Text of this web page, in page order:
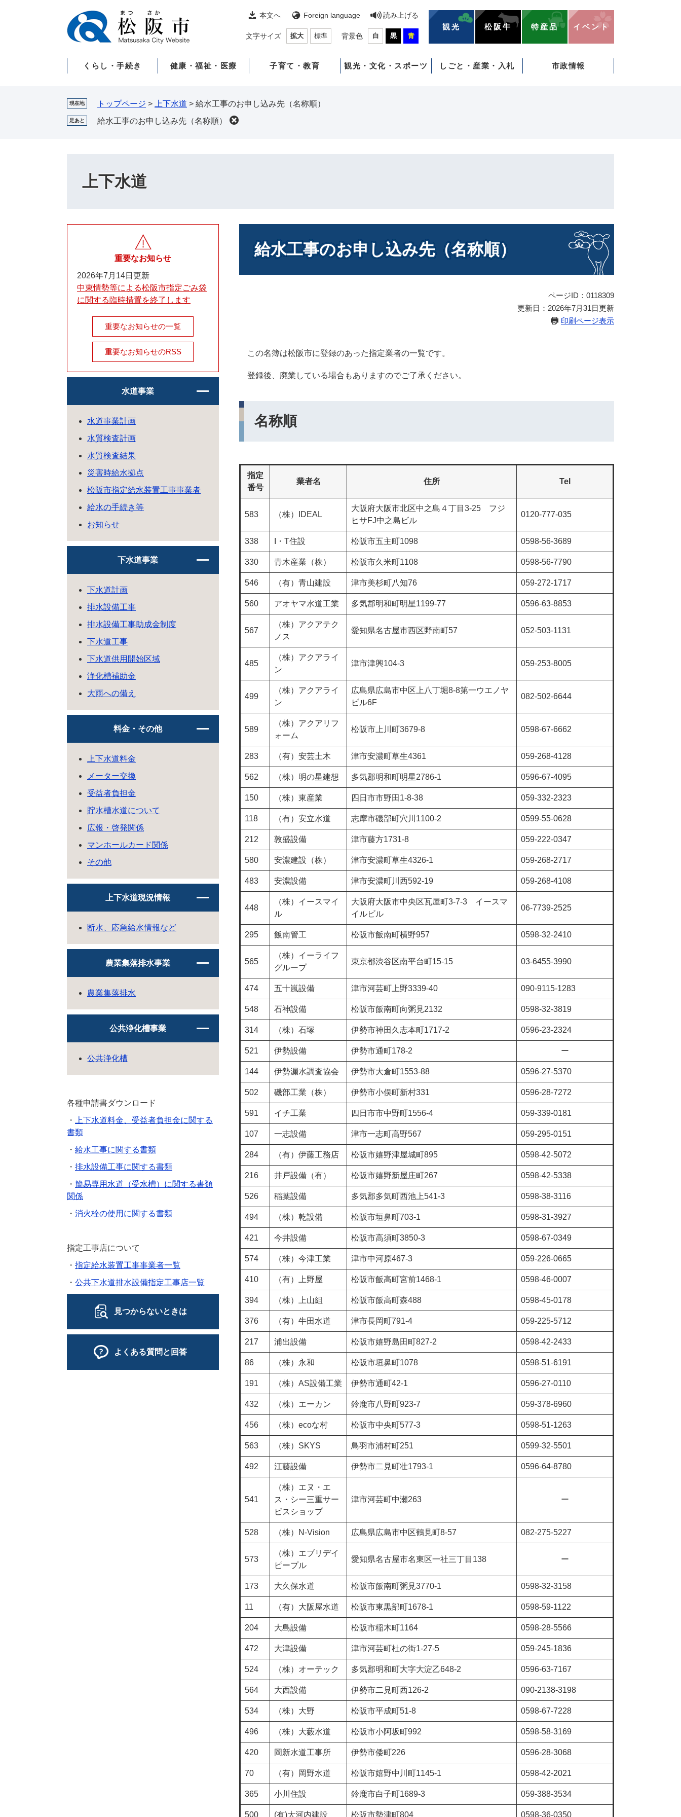
本文へ Foreign language 読み上げる
文字サイズ 拡大 標準 背景色 白 黒 青
観光 松阪牛 特産品 イベント
くらし・手続き 健康・福祉・医療 子育て・教育 観光・文化・スポーツ しごと・産業・入札 市政情報
現在地 トップページ > 上下水道 > 給水工事のお申し込み先（名称順）
足あと 給水工事のお申し込み先（名称順）
上下水道
給水工事のお申し込み先（名称順）
ページID：0118309
更新日：2026年7月31日更新
印刷ページ表示
この名簿は松阪市に登録のあった指定業者の一覧です。
登録後、廃業している場合もありますのでご了承ください。
名称順
指定
番号
業者名 住所 Tel
583 （株）IDEAL
大阪府大阪市北区中之島４丁目3-25 フジ
ヒサFJ中之島ビル
0120-777-035
338 I・T住設 松阪市五主町1098 0598-56-3689
330 青木産業（株） 松阪市久米町1108 0598-56-7790
546 （有）青山建設 津市美杉町八知76 059-272-1717
560 アオヤマ水道工業 多気郡明和町明星1199-77 0596-63-8853
567
（株）アクアテク
ノス
愛知県名古屋市西区野南町57 052-503-1131
485
（株）アクアライ
ン
津市津興104-3 059-253-8005
499
（株）アクアライ
ン
広島県広島市中区上八丁堀8-8第一ウエノヤ
ビル6F
082-502-6644
589
（株）アクアリフ
ォーム
松阪市上川町3679-8 0598-67-6662
283 （有）安芸土木 津市安濃町草生4361 059-268-4128
562 （株）明の星建想 多気郡明和町明星2786-1 0596-67-4095
150 （株）東産業 四日市市野田1-8-38 059-332-2323
118 （有）安立水道 志摩市磯部町穴川1100-2 0599-55-0628
212 敦盛設備 津市藤方1731-8 059-222-0347
580 安濃建設（株） 津市安濃町草生4326-1 059-268-2717
483 安濃設備 津市安濃町川西592-19 059-268-4108
448
（株）イースマイ
ル
大阪府大阪市中央区瓦屋町3-7-3 イースマ
イルビル
06-7739-2525
295 飯南管工 松阪市飯南町横野957 0598-32-2410
565
（株）イーライフ
グループ
東京都渋谷区南平台町15-15 03-6455-3990
474 五十嵐設備 津市河芸町上野3339-40 090-9115-1283
548 石神設備 松阪市飯南町向粥見2132 0598-32-3819
314 （株）石塚 伊勢市神田久志本町1717-2 0596-23-2324
521 伊勢設備 伊勢市通町178-2 ー
144 伊勢漏水調査協会 伊勢市大倉町1553-88 0596-27-5370
502 磯部工業（株） 伊勢市小俣町新村331 0596-28-7272
591 イチ工業 四日市市中野町1556-4 059-339-0181
107 一志設備 津市一志町高野567 059-295-0151
284 （有）伊藤工務店 松阪市嬉野津屋城町895 0598-42-5072
216 井戸設備（有） 松阪市嬉野新屋庄町267 0598-42-5338
526 稲葉設備 多気郡多気町西池上541-3 0598-38-3116
494 （株）乾設備 松阪市垣鼻町703-1 0598-31-3927
421 今井設備 松阪市高須町3850-3 0598-67-0349
574 （株）今津工業 津市中河原467-3 059-226-0665
410 （有）上野屋 松阪市飯高町宮前1468-1 0598-46-0007
394 （株）上山組 松阪市飯高町森488 0598-45-0178
376 （有）牛田水道 津市長岡町791-4 059-225-5712
217 浦出設備 松阪市嬉野島田町827-2 0598-42-2433
86 （株）永和 松阪市垣鼻町1078 0598-51-6191
191 （株）AS設備工業 伊勢市通町42-1 0596-27-0110
432 （株）エーカン 鈴鹿市八野町923-7 059-378-6960
456 （株）ecoな村 松阪市中央町577-3 0598-51-1263
563 （株）SKYS 鳥羽市浦村町251 0599-32-5501
492 江藤設備 伊勢市二見町壮1793-1 0596-64-8780
541
（株）エヌ・エ
ス・シー三重サー
ビスショップ
津市河芸町中瀬263 ー
528 （株）N-Vision 広島県広島市中区鶴見町8-57 082-275-5227
573
（株）エブリデイ
ピープル
愛知県名古屋市名東区一社三丁目138 ー
173 大久保水道 松阪市飯南町粥見3770-1 0598-32-3158
11 （有）大阪屋水道 松阪市東黒部町1678-1 0598-59-1122
204 大島設備 松阪市稲木町1164 0598-28-5566
472 大津設備 津市河芸町杜の街1-27-5 059-245-1836
524 （株）オーテック 多気郡明和町大字大淀乙648-2 0596-63-7167
564 大西設備 伊勢市二見町西126-2 090-2138-3198
534 （株）大野 松阪市平成町51-8 0598-67-7228
496 （株）大藪水道 松阪市小阿坂町992 0598-58‐3169
420 岡新水道工事所 伊勢市倭町226 0596-28-3068
70 （有）岡野水道 松阪市嬉野中川町1145-1 0598-42-2021
365 小川住設 鈴鹿市白子町1689-3 059-388-3534
500 (有)大河内建設 松阪市勢津町804 0598-36-0350
重要なお知らせ
2026年7月14日更新
中東情勢等による松阪市指定ごみ袋
に関する臨時措置を終了します
重要なお知らせの一覧
重要なお知らせのRSS
水道事業
水道事業計画
水質検査計画
水質検査結果
災害時給水拠点
松阪市指定給水装置工事事業者
給水の手続き等
お知らせ
下水道事業
下水道計画
排水設備工事
排水設備工事助成金制度
下水道工事
下水道供用開始区域
浄化槽補助金
大雨への備え
料金・その他
上下水道料金
メーター交換
受益者負担金
貯水槽水道について
広報・啓発関係
マンホールカード関係
その他
上下水道現況情報
断水、応急給水情報など
農業集落排水事業
農業集落排水
公共浄化槽事業
公共浄化槽
各種申請書ダウンロード
・
上下水道料金、受益者負担金に関する
書類
・ 給水工事に関する書類
・ 排水設備工事に関する書類
・ 簡易専用水道（受水槽）に関する書類
関係
・ 消火栓の使用に関する書類
指定工事店について
・ 指定給水装置工事事業者一覧
・ 公共下水道排水設備指定工事店一覧
見つからないときは
よくある質問と回答